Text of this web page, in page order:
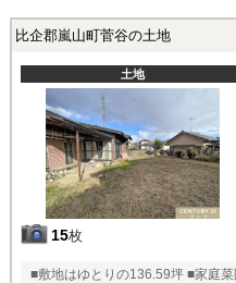
比企郡嵐山町菅谷の土地
土地
15枚
■敷地はゆとりの136.59坪 ■家庭